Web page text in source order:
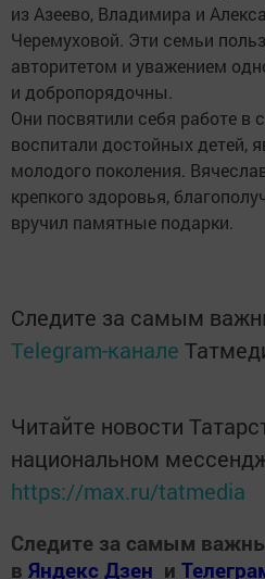
из Азеево, Владимира и
Черемуховой. Эти семьи
авторитетом и уважением
и добропорядочны.
Они посвятили себя работе в
воспитали достойных детей,
молодого поколения.
крепкого здоровья,
вручил памятные подарки.
Следите за самым
Telegram-канале
Читайте новости
национальном
https://max.ru/tatmedia
Следите за самым
в Яндекс Дзен и